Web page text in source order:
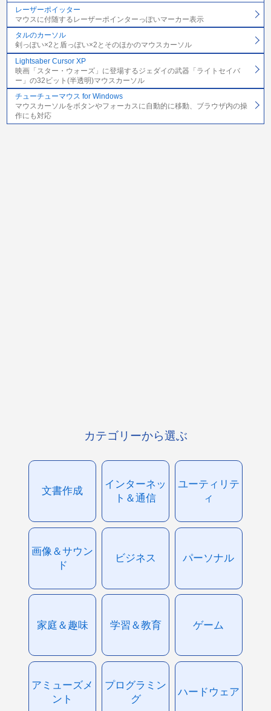
レーザーポイッター
マウスに付随するレーザーポインターっぽいマーカー表示
タルのカーソル
剣っぽい×2と盾っぽい×2とそのほかのマウスカーソル
Lightsaber Cursor XP
映画「スター・ウォーズ」に登場するジェダイの武器「ライトセイバ
ー」の32ビット(半透明)マウスカーソル
チューチューマウス for Windows
マウスカーソルをボタンやフォーカスに自動的に移動、ブラウザ内の操
作にも対応
カテゴリーから選ぶ
文書作成
インターネッ
ト＆通信
ユーティリテ
ィ
画像＆サウン
ド
ビジネス パーソナル
家庭＆趣味 学習＆教育 ゲーム
アミューズメ
ント
プログラミン
グ
ハードウェア